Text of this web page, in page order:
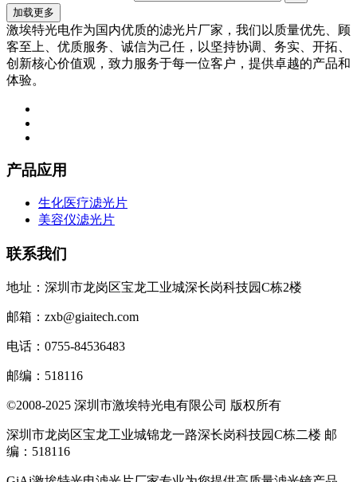
加载更多
激埃特光电作为国内优质的滤光片厂家，我们以质量优先、顾
客至上、优质服务、诚信为己任，以坚持协调、务实、开拓、
创新核心价值观，致力服务于每一位客户，提供卓越的产品和
体验。
产品应用
生化医疗滤光片
美容仪滤光片
联系我们
地址：深圳市龙岗区宝龙工业城深长岗科技园C栋2楼
邮箱：zxb@giaitech.com
电话：0755-84536483
邮编：518116
©2008-2025 深圳市激埃特光电有限公司 版权所有
深圳市龙岗区宝龙工业城锦龙一路深长岗科技园C栋二楼 邮
编：518116